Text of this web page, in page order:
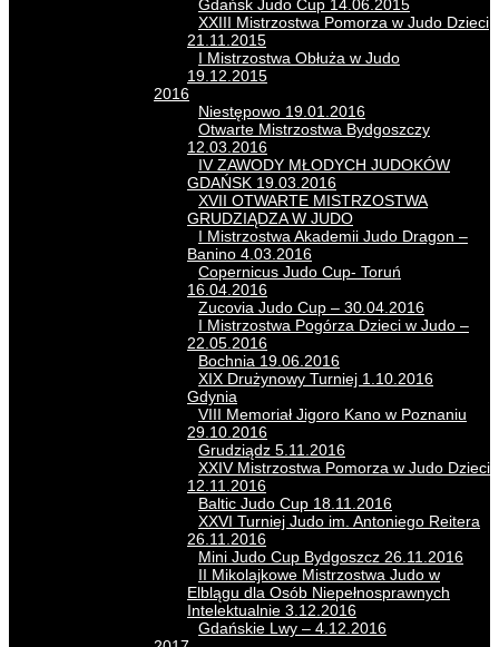
Gdańsk Judo Cup 14.06.2015
XXIII Mistrzostwa Pomorza w Judo Dzieci
21.11.2015
I Mistrzostwa Obłuża w Judo
19.12.2015
2016
Niestępowo 19.01.2016
Otwarte Mistrzostwa Bydgoszczy
12.03.2016
IV ZAWODY MŁODYCH JUDOKÓW
GDAŃSK 19.03.2016
XVII OTWARTE MISTRZOSTWA
GRUDZIĄDZA W JUDO
I Mistrzostwa Akademii Judo Dragon –
Banino 4.03.2016
Copernicus Judo Cup- Toruń
16.04.2016
Zucovia Judo Cup – 30.04.2016
I Mistrzostwa Pogórza Dzieci w Judo –
22.05.2016
Bochnia 19.06.2016
XIX Drużynowy Turniej 1.10.2016
Gdynia
VIII Memoriał Jigoro Kano w Poznaniu
29.10.2016
Grudziądz 5.11.2016
XXIV Mistrzostwa Pomorza w Judo Dzieci
12.11.2016
Baltic Judo Cup 18.11.2016
XXVI Turniej Judo im. Antoniego Reitera
26.11.2016
Mini Judo Cup Bydgoszcz 26.11.2016
II Mikolajkowe Mistrzostwa Judo w
Elblągu dla Osób Niepełnosprawnych
Intelektualnie 3.12.2016
Gdańskie Lwy – 4.12.2016